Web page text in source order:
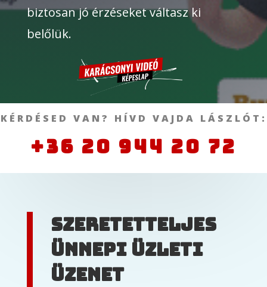
biztosan jó érzéseket váltasz ki
belőlük.
KÉRDÉSED VAN? HÍVD VAJDA LÁSZLÓT:
+36 20 944 20 72
szeretetteljes
ünnepi üzleti
üzenet